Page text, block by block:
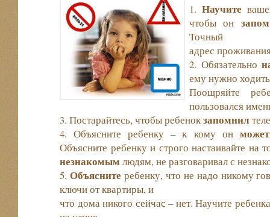
1. Научите
чтобы он
Точный
адрес
2. Обязательно
ему нужно
Поощряйте
пользовался
3. Постарайтесь, чтобы ребенокзапомнил
4. Объясните ребенку – к кому он
Объясните ребенку и строго настаивайте на
незнакомым людям, не разговаривал с
5. Объясните ребенку, что не надо никому
ключи от квартиры, и
что дома никого сейчас – нет. Научите